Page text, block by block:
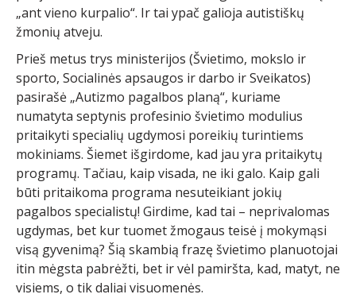
„ant vieno kurpalio“. Ir tai ypač galioja autistiškų
žmonių atveju.
Prieš metus trys ministerijos (Švietimo, mokslo ir
sporto, Socialinės apsaugos ir darbo ir Sveikatos)
pasirašė „Autizmo pagalbos planą“, kuriame
numatyta septynis profesinio švietimo modulius
pritaikyti specialių ugdymosi poreikių turintiems
mokiniams. Šiemet išgirdome, kad jau yra pritaikytų
programų. Tačiau, kaip visada, ne iki galo. Kaip gali
būti pritaikoma programa nesuteikiant jokių
pagalbos specialistų! Girdime, kad tai – neprivalomas
ugdymas, bet kur tuomet žmogaus teisė į mokymąsi
visą gyvenimą? Šią skambią frazę švietimo planuotojai
itin mėgsta pabrėžti, bet ir vėl pamiršta, kad, matyt, ne
visiems, o tik daliai visuomenės.